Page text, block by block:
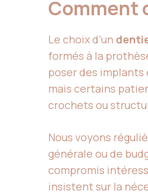
Comment
Le choix d’un
formés à la
poser des implants
mais certains
crochets ou
Nous voyons
générale ou de
compromis
insistent sur la